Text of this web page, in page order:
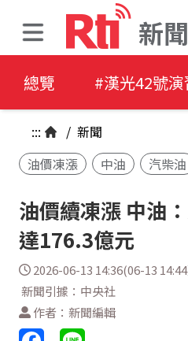
新聞
總覽 #漢光42號演
::: / 新聞
油價凍漲
中油 汽柴油
油價續凍漲 中油
達176.3億元
2026-06-13 14:36(06-13
新聞引據：中央社
作者：新聞編輯